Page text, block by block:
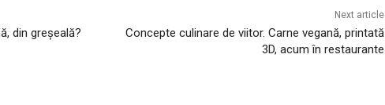
din greșeală?
Next article
Concepte culinare de viitor. Carne vegană, printată
3D, acum în restaurante